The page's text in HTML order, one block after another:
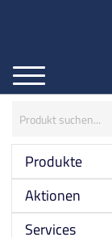
Menü
Produkte
Aktionen
Services